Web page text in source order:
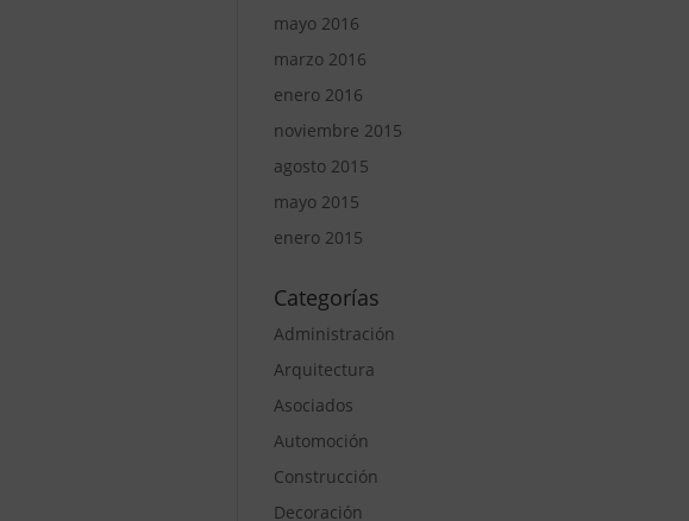
mayo 2016
marzo 2016
enero 2016
noviembre 2015
agosto 2015
mayo 2015
enero 2015
Categorías
Administración
Arquitectura
Asociados
Automoción
Construcción
Decoración